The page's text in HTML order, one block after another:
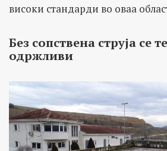
високи стандарди во оваа
Без сопствена струја се
одржливи